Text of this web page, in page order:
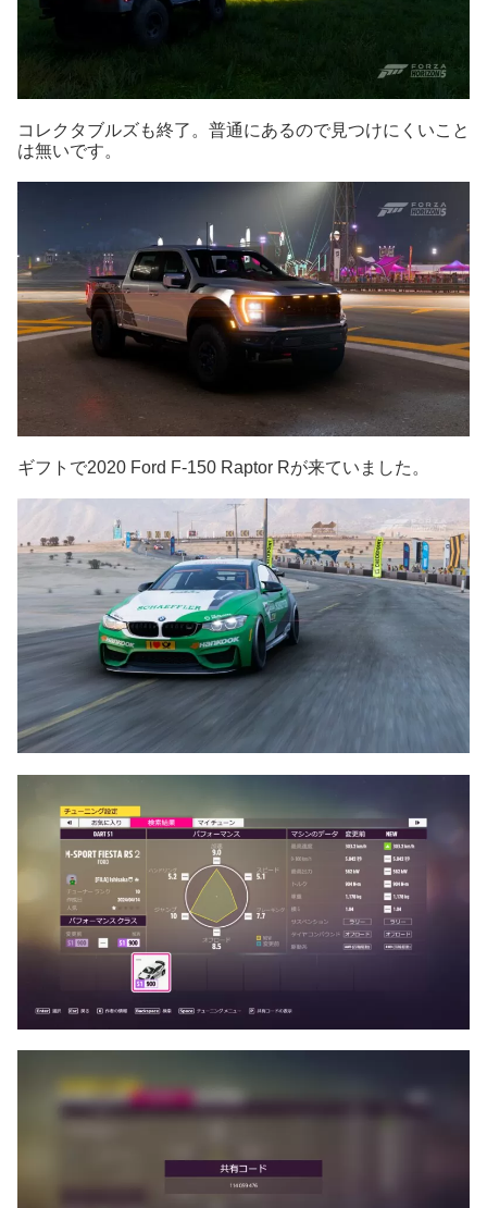
コレクタブルズも終了。普通にあるので見つけにくいこと
は無いです。
ギフトで2020 Ford F-150 Raptor Rが来ていました。